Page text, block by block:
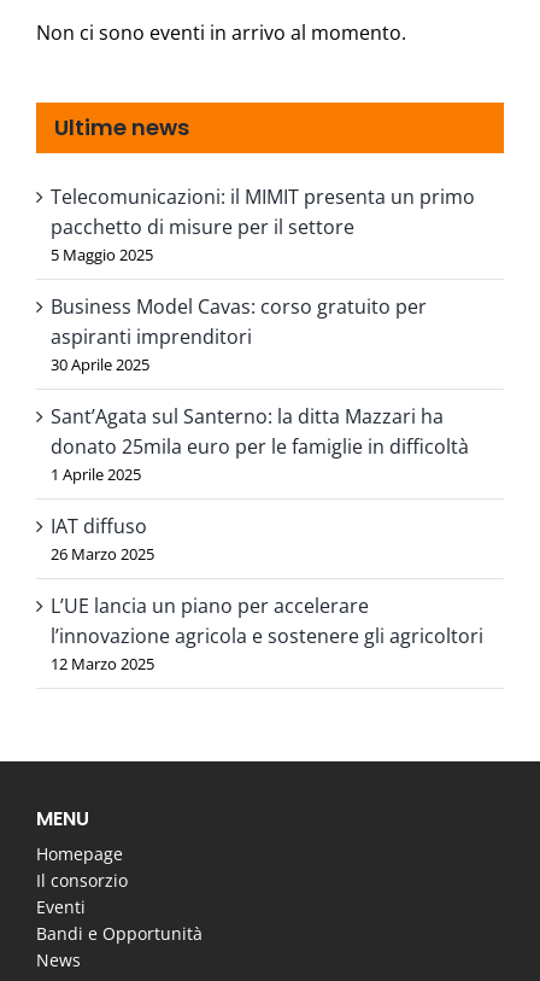
Non ci sono eventi in arrivo al momento.
Ultime news
Telecomunicazioni: il MIMIT presenta un primo
pacchetto di misure per il settore
5 Maggio 2025
Business Model Cavas: corso gratuito per
aspiranti imprenditori
30 Aprile 2025
Sant’Agata sul Santerno: la ditta Mazzari ha
donato 25mila euro per le famiglie in difficoltà
1 Aprile 2025
IAT diffuso
26 Marzo 2025
L’UE lancia un piano per accelerare
l’innovazione agricola e sostenere gli agricoltori
12 Marzo 2025
MENU
Homepage
Il consorzio
Eventi
Bandi e Opportunità
News